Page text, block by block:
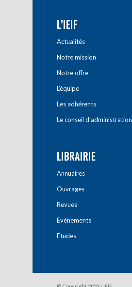
L’IEIF
Actualités
Notre mission
Notre offre
L’équipe
Les adhérents
Le conseil d’administration
LIBRAIRIE
Annuaires
Ouvrages
Revues
Évènements
Etudes